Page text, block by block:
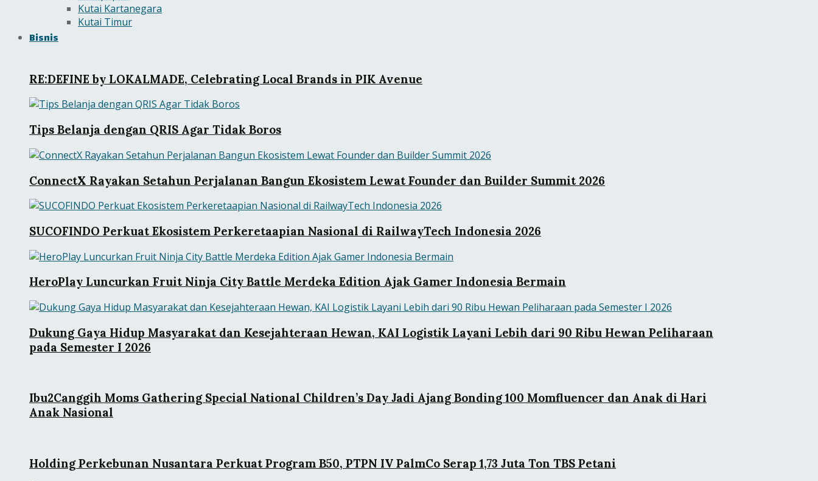
Kutai Kartanegara
Kutai Timur
Bisnis
RE:DEFINE by LOKALMADE, Celebrating Local Brands in PIK Avenue
Tips Belanja dengan QRIS Agar Tidak Boros
ConnectX Rayakan Setahun Perjalanan Bangun Ekosistem Lewat Founder dan Builder Summit 2026
SUCOFINDO Perkuat Ekosistem Perkeretaapian Nasional di RailwayTech Indonesia 2026
HeroPlay Luncurkan Fruit Ninja City Battle Merdeka Edition Ajak Gamer Indonesia Bermain
Dukung Gaya Hidup Masyarakat dan Kesejahteraan Hewan, KAI Logistik Layani Lebih dari 90 Ribu Hewan Peliharaan
pada Semester I 2026
Ibu2Canggih Moms Gathering Special National Children’s Day Jadi Ajang Bonding 100 Momfluencer dan Anak di Hari
Anak Nasional
Holding Perkebunan Nusantara Perkuat Program B50, PTPN IV PalmCo Serap 1,73 Juta Ton TBS Petani